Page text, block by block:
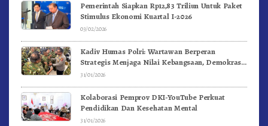
Pemerintah Siapkan Rp12,83 Triliun Untuk Paket
Stimulus Ekonomi Kuartal I-2026
03/02/2026
Kadiv Humas Polri: Wartawan Berperan
Strategis Menjaga Nilai Kebangsaan, Demokrasi,
dan NKRI
31/01/2026
Kolaborasi Pemprov DKI-YouTube Perkuat
Pendidikan Dan Kesehatan Mental
31/01/2026